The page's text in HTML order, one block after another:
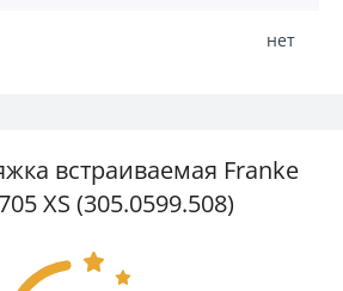
нет
встраиваемая Franke
XS (305.0599.508)